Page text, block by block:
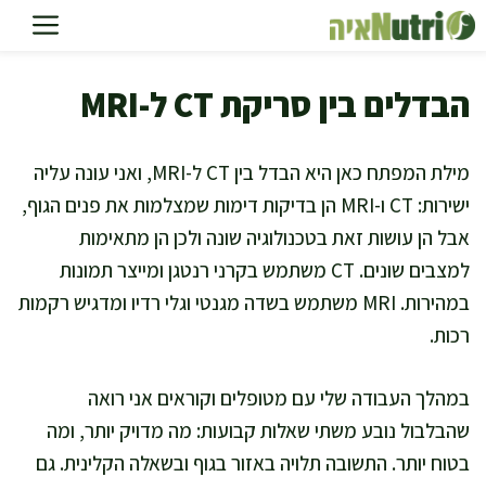
לדלג
לתוכן
הבדלים בין סריקת CT ל-MRI
מילת המפתח כאן היא הבדל בין CT ל-MRI, ואני עונה עליה
ישירות: CT ו-MRI הן בדיקות דימות שמצלמות את פנים הגוף,
אבל הן עושות זאת בטכנולוגיה שונה ולכן הן מתאימות
למצבים שונים. CT משתמש בקרני רנטגן ומייצר תמונות
במהירות. MRI משתמש בשדה מגנטי וגלי רדיו ומדגיש רקמות
רכות.
במהלך העבודה שלי עם מטופלים וקוראים אני רואה
שהבלבול נובע משתי שאלות קבועות: מה מדויק יותר, ומה
בטוח יותר. התשובה תלויה באזור בגוף ובשאלה הקלינית. גם